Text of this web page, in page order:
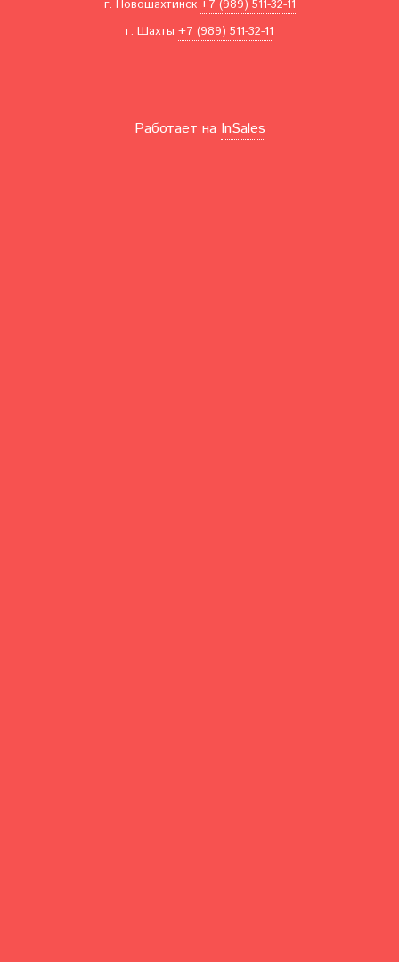
г. Новошахтинск +7 (989) 511-32-11
г. Шахты +7 (989) 511-32-11
Работает на InSales